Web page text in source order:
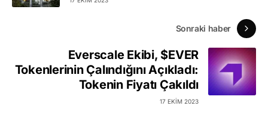
Sonraki haber
Everscale Ekibi, $EVER
Tokenlerinin Çalındığını Açıkladı:
Tokenin Fiyatı Çakıldı
17 EKIM 2023